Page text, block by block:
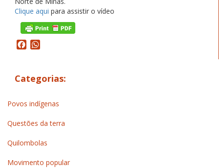
Clique aqui para assistir o vídeo
Facebook
Categorias:
Povos indígenas
Questões da terra
Quilombolas
Movimento popular